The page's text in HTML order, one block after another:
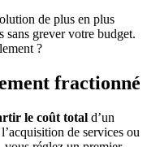
de plus en plus
sans grever votre budget.
?
fractionné
le coût total d’un
de services ou